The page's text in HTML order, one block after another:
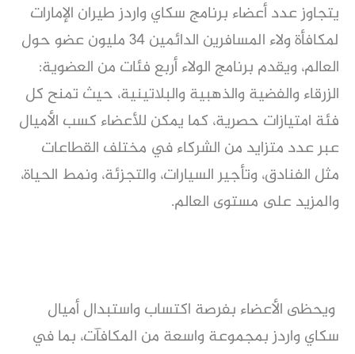
يتجاوز عدد أعضاء برنامج سكاي واردز طيران الإمارات
لمكافأة ولاء المسافرين الدائمين 34 مليون عضو حول
العالم، ويقدم برنامج الولاء أربع فئات من العضوية:
الزرقاء والفضية والذهبية والبلاتينية، حيث تمنح كل
فئة امتيازات حصرية، كما يمكن للأعضاء كسب الأميال
عبر عدد متزايد من الشركاء في مختلف القطاعات
مثل الفنادق، وتأجير السيارات، والتجزئة، ونمط الحياة،
والمزيد على مستوى العالم.
ويحظى الأعضاء بفرصة اكتساب واستبدال أميال
سكاي واردز بمجموعة واسعة من المكافآت، بما في